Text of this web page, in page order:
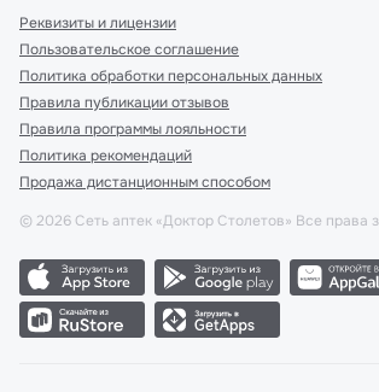
Реквизиты и лицензии
Пользовательское соглашение
Политика обработки персональных данных
Правила публикации отзывов
Правила программы лояльности
Политика рекомендаций
Продажа дистанционным способом
© 2026 Сеть аптек «Доктор Столетов» Все права